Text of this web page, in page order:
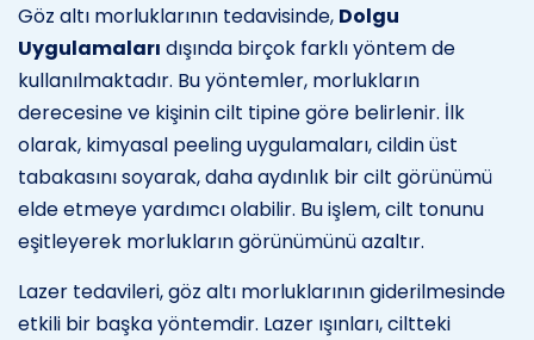
Göz altı morluklarının tedavisinde, Dolgu
Uygulamaları dışında birçok farklı yöntem de
kullanılmaktadır. Bu yöntemler, morlukların
derecesine ve kişinin cilt tipine göre belirlenir. İlk
olarak, kimyasal peeling uygulamaları, cildin üst
tabakasını soyarak, daha aydınlık bir cilt görünümü
elde etmeye yardımcı olabilir. Bu işlem, cilt tonunu
eşitleyerek morlukların görünümünü azaltır.
Lazer tedavileri, göz altı morluklarının giderilmesinde
etkili bir başka yöntemdir. Lazer ışınları, ciltteki